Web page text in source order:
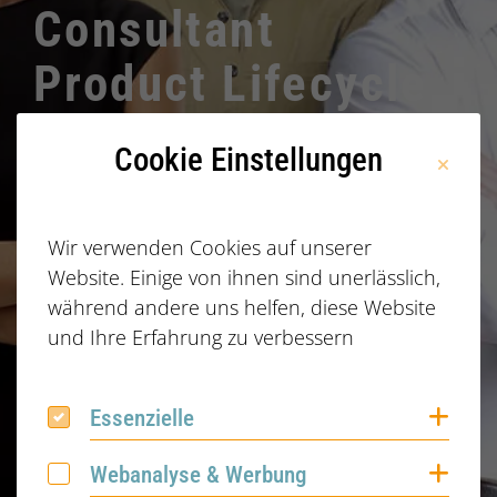
Consultant
Product Lifecycle
Management
Cookie Einstellungen
Wir verwenden Cookies auf unserer
Website. Einige von ihnen sind unerlässlich,
während andere uns helfen, diese Website
und Ihre Erfahrung zu verbessern
Essenzielle
Essenzielle
Webanalyse & Werbung
Webanalyse & Werbung